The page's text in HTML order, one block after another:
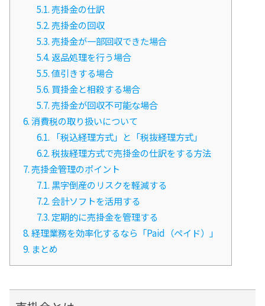
5.1.売掛金の仕訳
5.2.売掛金の回収
5.3.売掛金が一部回収できた場合
5.4. 返品処理を行う場合
5.5.値引きする場合
5.6. 買掛金と相殺する場合
5.7.売掛金が回収不可能な場合
6.消費税の取り扱いについて
6.1. 「税込経理方式」と「税抜経理方式」
6.2.税抜経理方式で売掛金の仕訳をする方法
7.売掛金管理のポイント
7.1.黒字倒産のリスクを軽減する
7.2.会計ソフトを活用する
7.3. 定期的に売掛金を管理する
8.経理業務を効率化するなら「Paid（ペイド）」
9. まとめ